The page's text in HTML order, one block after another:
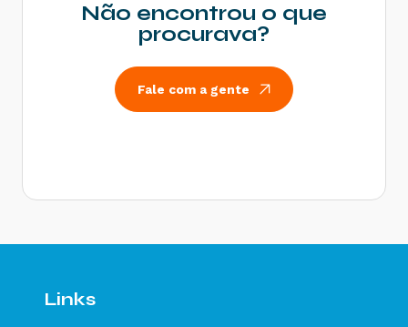
Rejeição 531: Total da BC ICMS difere do
somatório dos itens - Como resolver?
Rejeição 540: Grupo de documentos informado
inválido para remetente que emite NFe - Como
resolver?
diferente de CT-e EMITIDO EM AMBIENTE DE
HOMOLOGACAO - SEM VALOR FISCAL - Como
Não encontrou o que
procurava?
Fale com a gente
Links